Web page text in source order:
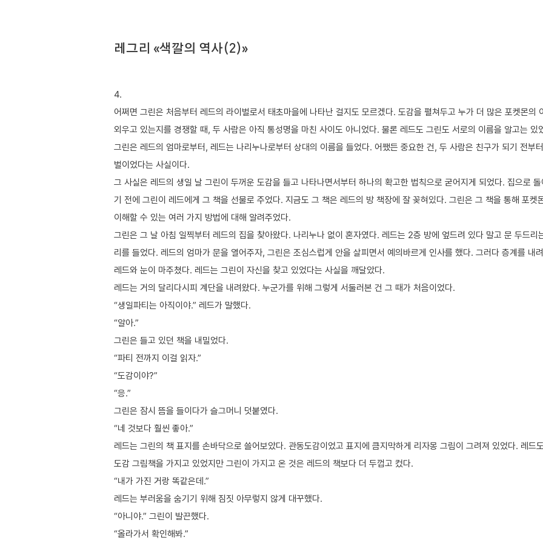
레그리 «색깔의 역사(2)»
4.
어쩌면 그린은 처음부터 레드의 라이벌로서 태초마을에 나타난 걸지도 모르겠다. 도감을 펼쳐두고 누가 더 많은 포켓몬의
외우고 있는지를 경쟁할 때, 두 사람은 아직 통성명을 마친 사이도 아니었다. 물론 레드도 그린도 서로의 이름을 알고는 있
그린은 레드의 엄마로부터, 레드는 나리누나로부터 상대의 이름을 들었다. 어쨌든 중요한 건, 두 사람은 친구가 되기 전부터
벌이었다는 사실이다.
그 사실은 레드의 생일 날 그린이 두꺼운 도감을 들고 나타나면서부터 하나의 확고한 법칙으로 굳어지게 되었다. 집으로 돌
기 전에 그린이 레드에게 그 책을 선물로 주었다. 지금도 그 책은 레드의 방 책장에 잘 꽂혀있다. 그린은 그 책을 통해 포켓
이해할 수 있는 여러 가지 방법에 대해 알려주었다.
그린은 그 날 아침 일찍부터 레드의 집을 찾아왔다. 나리누나 없이 혼자였다. 레드는 2층 방에 엎드려 있다 말고 문 두드리
리를 들었다. 레드의 엄마가 문을 열어주자, 그린은 조심스럽게 안을 살피면서 예의바르게 인사를 했다. 그러다 층계를 내
레드와 눈이 마주쳤다. 레드는 그린이 자신을 찾고 있었다는 사실을 깨달았다.
레드는 거의 달리다시피 계단을 내려왔다. 누군가를 위해 그렇게 서둘러본 건 그 때가 처음이었다.
“생일파티는 아직이야.” 레드가 말했다.
“알아.”
그린은 들고 있던 책을 내밀었다.
“파티 전까지 이걸 읽자.”
“도감이야?”
“응.”
그린은 잠시 뜸을 들이다가 슬그머니 덧붙였다.
“네 것보다 훨씬 좋아.”
레드는 그린의 책 표지를 손바닥으로 쓸어보았다. 관동도감이었고 표지에 큼지막하게 리자몽 그림이 그려져 있었다. 레드
도감 그림책을 가지고 있었지만 그린이 가지고 온 것은 레드의 책보다 더 두껍고 컸다.
“내가 가진 거랑 똑같은데.”
레드는 부러움을 숨기기 위해 짐짓 아무렇지 않게 대꾸했다.
“아니야.” 그린이 발끈했다.
“올라가서 확인해봐.”